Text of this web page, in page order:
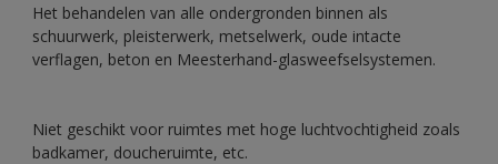
Het behandelen van alle ondergronden binnen als
schuurwerk, pleisterwerk, metselwerk, oude intacte
verflagen, beton en Meesterhand-glasweefselsystemen.
Niet geschikt voor ruimtes met hoge luchtvochtigheid zoals
badkamer, doucheruimte, etc.